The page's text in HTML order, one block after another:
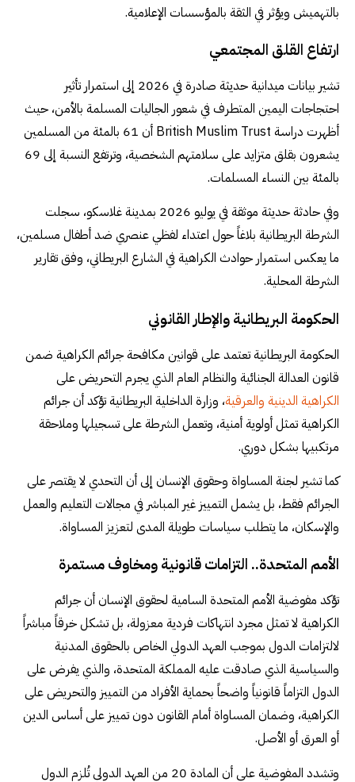
بالتهميش ويؤثر في الثقة بالمؤسسات الإعلامية.
ارتفاع القلق المجتمعي
تشير بيانات ميدانية حديثة صادرة في 2026 إلى استمرار تأثير
احتجاجات اليمين المتطرف في شعور الجاليات المسلمة بالأمن، حيث
أظهرت دراسة British Muslim Trust أن 61 بالمئة من المسلمين
يشعرون بقلق متزايد على سلامتهم الشخصية، وترتفع النسبة إلى 69
بالمئة بين النساء المسلمات.
وفي حادثة حديثة موثقة في يوليو 2026 بمدينة غلاسكو، سجلت
الشرطة البريطانية بلاغاً حول اعتداء لفظي عنصري ضد أطفال مسلمين،
ما يعكس استمرار حوادث الكراهية في الشارع البريطاني، وفق تقارير
الشرطة المحلية.
الحكومة البريطانية والإطار القانوني
الحكومة البريطانية تعتمد على قوانين مكافحة جرائم الكراهية ضمن
قانون العدالة الجنائية والنظام العام الذي يجرم التحريض على
الكراهية الدينية والعرقية، وزارة الداخلية البريطانية تؤكد أن جرائم
الكراهية تمثل أولوية أمنية، وتعمل الشرطة على تسجيلها وملاحقة
مرتكبيها بشكل دوري.
كما تشير لجنة المساواة وحقوق الإنسان إلى أن التحدي لا يقتصر على
الجرائم فقط، بل يشمل التمييز غير المباشر في مجالات التعليم والعمل
والإسكان، ما يتطلب سياسات طويلة المدى لتعزيز المساواة.
الأمم المتحدة.. التزامات قانونية ومخاوف مستمرة
تؤكد مفوضية الأمم المتحدة السامية لحقوق الإنسان أن جرائم
الكراهية لا تمثل مجرد انتهاكات فردية معزولة، بل تشكل خرقاً مباشراً
لالتزامات الدول بموجب العهد الدولي الخاص بالحقوق المدنية
والسياسية الذي صادقت عليه المملكة المتحدة، والذي يفرض على
الدول التزاماً قانونياً واضحاً بحماية الأفراد من التمييز والتحريض على
الكراهية، وضمان المساواة أمام القانون دون تمييز على أساس الدين
أو العرق أو الأصل.
وتشدد المفوضية على أن المادة 20 من العهد الدولي تُلزم الدول